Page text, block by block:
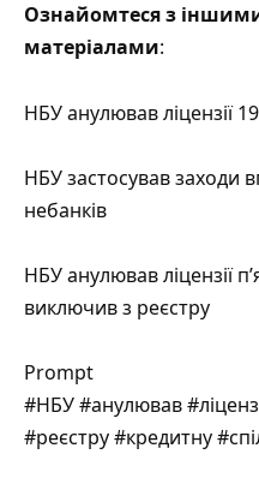
Ознайомтеся з
матеріалами:
НБУ анулював ліцензії
НБУ застосував заходи
небанків
НБУ анулював ліцензії
виключив з реєстру
Prompt
#НБУ #анулював
#реєстру #кредитну